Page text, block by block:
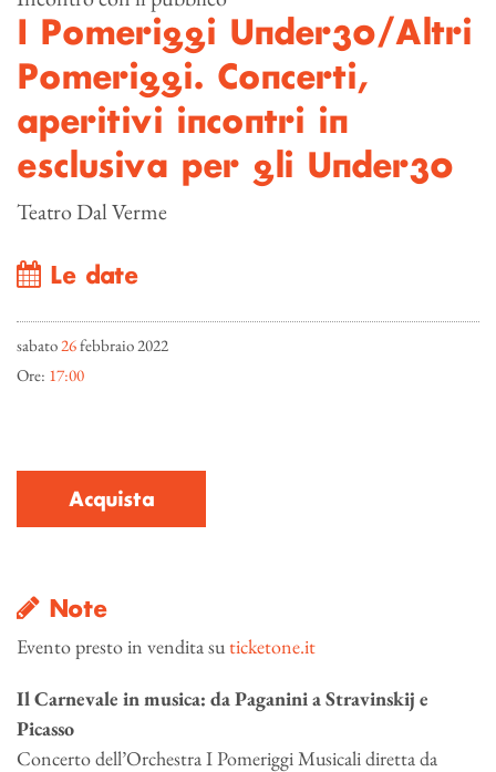
I Pomeriggi Under30/Altri
Pomeriggi. Concerti,
aperitivi incontri in
esclusiva per gli Under30
Teatro Dal Verme
Le date
sabato 26febbraio 2022
Ore: 17:00
Acquista
Note
Evento presto in vendita suticketone.it
Il Carnevale in musica: da Paganini a Stravinskij e
Picasso
Concerto dell’Orchestra I Pomeriggi Musicali diretta da